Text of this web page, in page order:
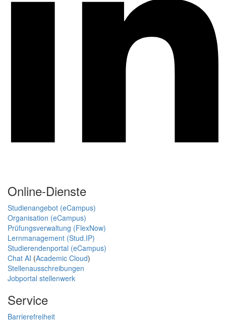
Online-Dienste
Studienangebot (eCampus)
Organisation (eCampus)
Prüfungsverwaltung (FlexNow)
Lernmanagement (Stud.IP)
Studierendenportal (eCampus)
Chat AI (Academic Cloud)
Stellenausschreibungen
Jobportal stellenwerk
Service
Barrierefreiheit